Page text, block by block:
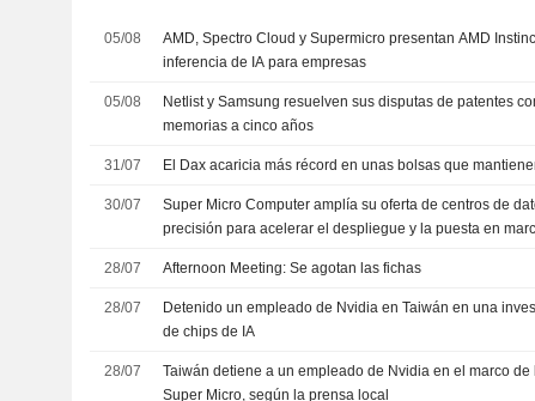
05/08
AMD, Spectro Cloud y Supermicro presentan AMD
inferencia de IA para empresas
05/08
Netlist y Samsung resuelven sus disputas de patentes
memorias a cinco años
31/07 El Dax acaricia más récord en unas bolsas que
30/07
Super Micro Computer amplía su oferta de centros de
precisión para acelerar el despliegue y la puesta en
28/07 Afternoon Meeting: Se agotan las fichas
28/07
Detenido un empleado de Nvidia en Taiwán en una
de chips de IA
28/07
Taiwán detiene a un empleado de Nvidia en el marco
Super Micro, según la prensa local